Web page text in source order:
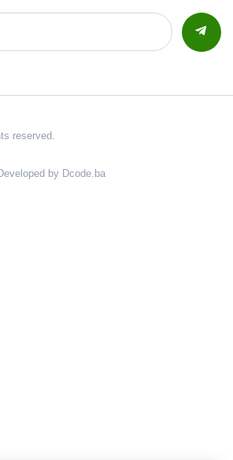
reserved.
by Dcode.ba